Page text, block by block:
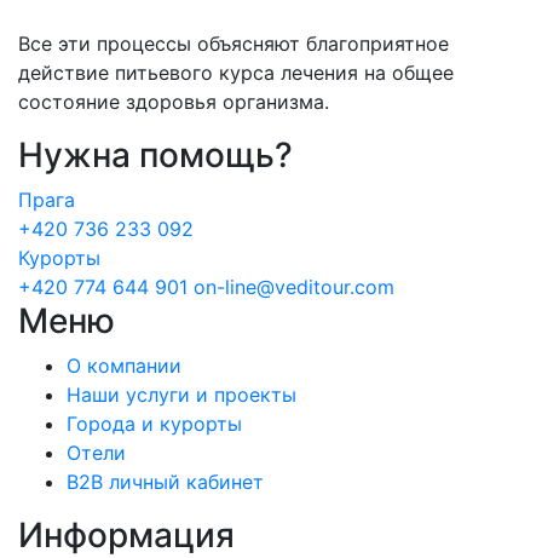
Все эти процессы объясняют благоприятное
действие питьевого курса лечения на общее
состояние здоровья организма.
Нужна помощь?
Прага
+420 736 233 092
Курорты
+420 774 644 901 on-line@veditour.com
Меню
О компании
Наши услуги и проекты
Города и курорты
Отели
B2B личный кабинет
Информация